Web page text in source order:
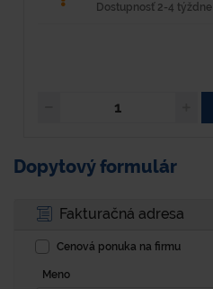
Dostupnosť 2-4 týždne
Dopytový formulár
Fakturačná adresa
Cenová ponuka na firmu
Meno